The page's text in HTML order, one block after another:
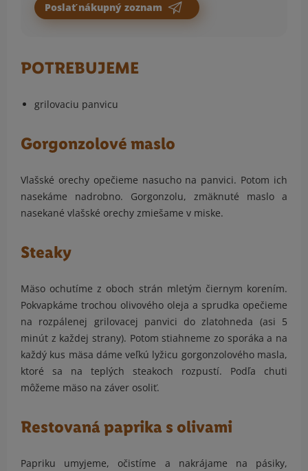
Poslať nákupný zoznam
POTREBUJEME
grilovaciu panvicu
Gorgonzolové maslo
Vlašské orechy opečieme nasucho na panvici. Potom ich
nasekáme nadrobno. Gorgonzolu, zmäknuté maslo a
nasekané vlašské orechy zmiešame v miske.
Steaky
Mäso ochutíme z oboch strán mletým čiernym korením.
Pokvapkáme trochou olivového oleja a sprudka opečieme
na rozpálenej grilovacej panvici do zlatohneda (asi 5
minút z každej strany). Potom stiahneme zo sporáka a na
každý kus mäsa dáme veľkú lyžicu gorgonzolového masla,
ktoré sa na teplých steakoch rozpustí. Podľa chuti
môžeme mäso na záver osoliť.
Restovaná paprika s olivami
Papriku umyjeme, očistíme a nakrájame na pásiky,